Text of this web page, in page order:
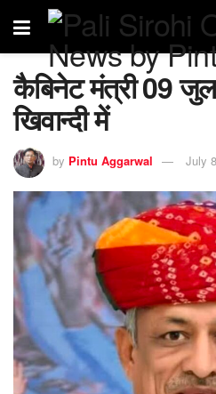
कैबिनेट मंत्री 09
खिवान्दी में
by Pintu Aggarwal July